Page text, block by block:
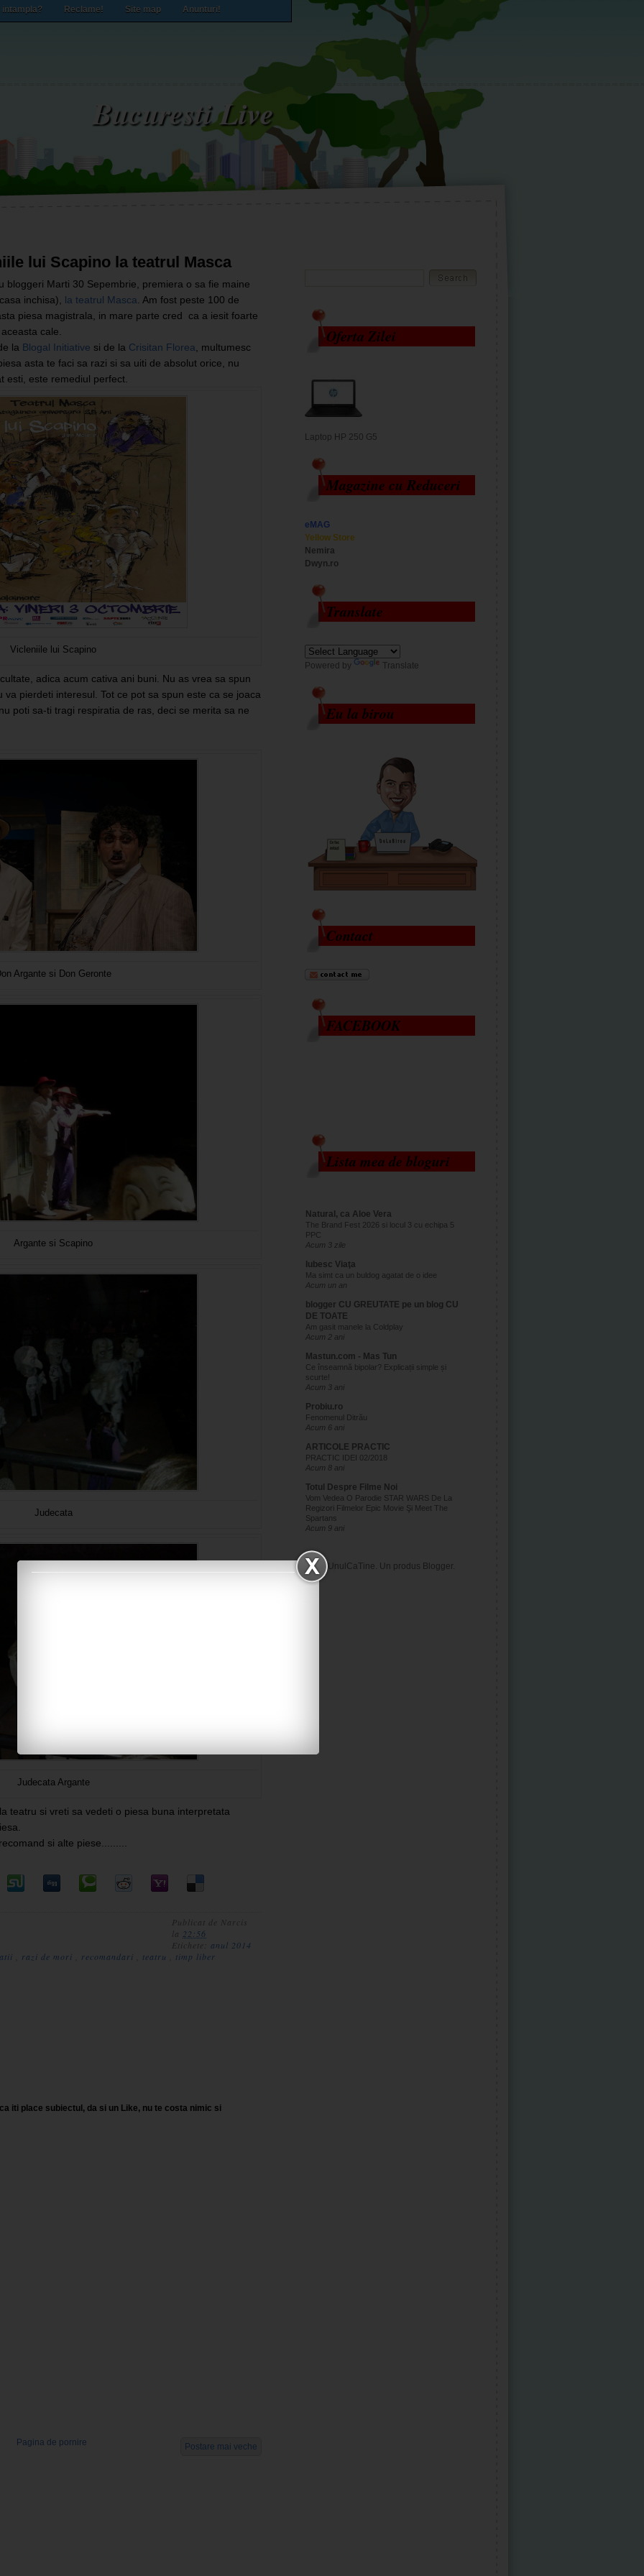
intampla? Reclame! Site map Anunturi!
Bucuresti Live
lui Scapino la teatrul Masca
bloggeri Marti 30 Sepembrie, premiera o sa fie maine
inchisa), la teatrul Masca . Am fost peste 100 de
piesa magistrala, in mare parte cred ca a iesit foarte
cale.
la Blogal Initiative si de la Crisitan Florea , multumesc
asta te faci sa razi si sa uiti de absolut orice, nu
esti, este remediul perfect.
Vicleniile lui Scapino
adica acum cativa ani buni. Nu as vrea sa spun
pierdeti interesul. Tot ce pot sa spun este ca se joaca
poti sa-ti tragi respiratia de ras, deci se merita sa ne
Argante si Don Geronte
Argante si Scapino
Judecata
Judecata Argante
teatru si vreti sa vedeti o piesa buna interpretata
si alte piese.........
Publicat de
Narcis
la
22:56
Etichete: anul 2014
razi de mori recomandari teatru timp liber
iti place subiectul, da si un Like, nu te costa nimic si
Postare mai veche
Pagina de pornire
Oferta Zilei
Laptop HP 250 G5
Magazine cu Reduceri
eMAG
Yellow Store
Nemira
Dwyn.ro
Translate
Powered by Translate
Eu la birou
Contact
FACEBOOK
Lista mea de bloguri
Natural, ca Aloe Vera
The Brand Fest 2026 si locul 3 cu echipa 5
PPC
Acum 3 zile
Iubesc Viaţa
Ma simt ca un buldog agatat de o idee
Acum un an
blogger CU GREUTATE pe un blog CU
DE TOATE
Am gasit manele la Coldplay
Acum 2 ani
Mastun.com - Mas Tun
Ce înseamnă bipolar? Explicații simple și
scurte!
Acum 3 ani
Probiu.ro
Fenomenul Ditrău
Acum 6 ani
ARTICOLE PRACTIC
PRACTIC IDEI 02/2018
Acum 8 ani
Totul Despre Filme Noi
Vom Vedea O Parodie STAR WARS De La
Regizori Filmelor Epic Movie Şi Meet The
Spartans
Acum 9 ani
UnulCaTine. Un produs Blogger.